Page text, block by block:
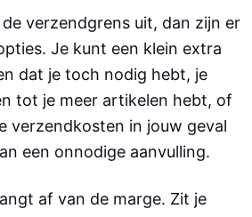
verzendgrens uit, dan zijn er
Je kunt een klein extra
dat je toch nodig hebt, je
tot je meer artikelen hebt, of
verzendkosten in jouw geval
een onnodige aanvulling.
af van de marge. Zit je